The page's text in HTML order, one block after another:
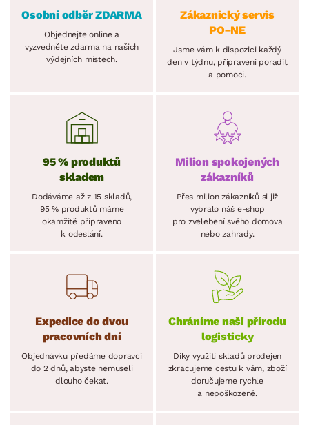
Osobní odběr ZDARMA
Objednejte online a
vyzvedněte zdarma na našich
výdejních místech.
Zákaznický servis
PO–NE
Jsme vám k dispozici každý
den v týdnu, připraveni poradit
a pomoci.
95 % produktů
skladem
Dodáváme až z 15 skladů,
95 % produktů máme
okamžitě připraveno
k odeslání.
Milion spokojených
zákazníků
Přes milion zákazníků si již
vybralo náš e-shop
pro zvelebení svého domova
nebo zahrady.
Expedice do dvou
pracovních dní
Objednávku předáme dopravci
do 2 dnů, abyste nemuseli
dlouho čekat.
Chráníme naši přírodu
logisticky
Díky využití skladů prodejen
zkracujeme cestu k vám, zboží
doručujeme rychle
a nepoškozené.